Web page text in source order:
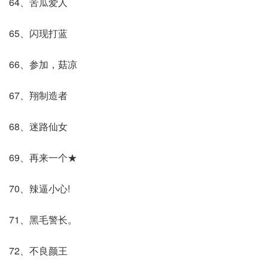
65、闪现打蓝
66、参加，菇凉
67、翔制造者
68、迷路仙女
69、再来一个★
70、辣逼小心!
71、黑毛警长。
72、不良颜王